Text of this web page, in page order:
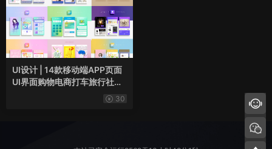
UI设计 | 14款移动端APP页面
UI界面购物电商打车旅行社交
30